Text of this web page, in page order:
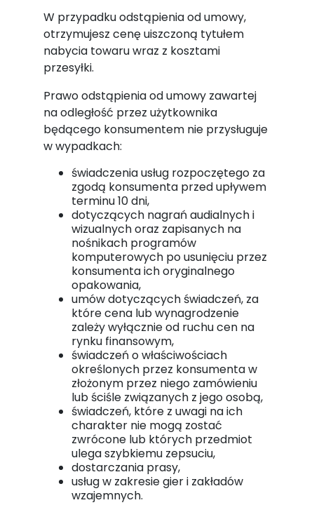
W przypadku odstąpienia od umowy,
otrzymujesz cenę uiszczoną tytułem
nabycia towaru wraz z kosztami
przesyłki.
Prawo odstąpienia od umowy zawartej
na odległość przez użytkownika
będącego konsumentem nie przysługuje
w wypadkach:
świadczenia usług rozpoczętego za
zgodą konsumenta przed upływem
terminu 10 dni,
dotyczących nagrań audialnych i
wizualnych oraz zapisanych na
nośnikach programów
komputerowych po usunięciu przez
konsumenta ich oryginalnego
opakowania,
umów dotyczących świadczeń, za
które cena lub wynagrodzenie
zależy wyłącznie od ruchu cen na
rynku finansowym,
świadczeń o właściwościach
określonych przez konsumenta w
złożonym przez niego zamówieniu
lub ściśle związanych z jego osobą,
świadczeń, które z uwagi na ich
charakter nie mogą zostać
zwrócone lub których przedmiot
ulega szybkiemu zepsuciu,
dostarczania prasy,
usług w zakresie gier i zakładów
wzajemnych.